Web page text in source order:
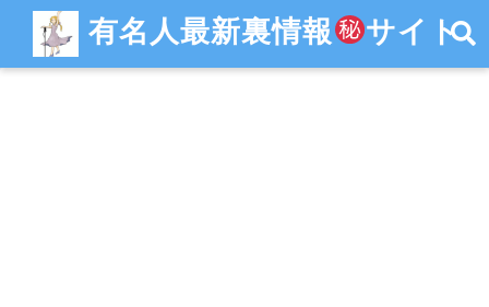
有名人最新裏情報 サイト